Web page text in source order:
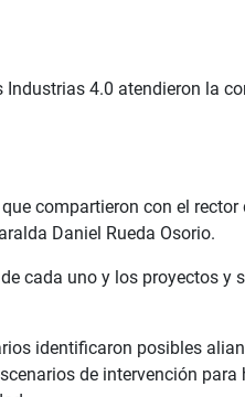
4.0 atendieron la
compartieron con el rector
Daniel Rueda Osorio.
cada uno y los proyectos y
identificaron posibles
de intervención